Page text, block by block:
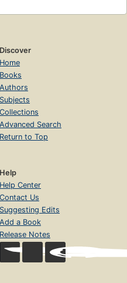
Discover
Home
Books
Authors
Subjects
Collections
Advanced Search
Return to Top
Help
Help Center
Contact Us
Suggesting Edits
Add a Book
Release Notes